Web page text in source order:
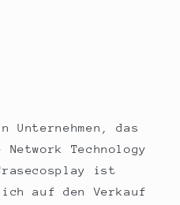
Unternehmen, das
Network Technology
ist
auf den Verkauf